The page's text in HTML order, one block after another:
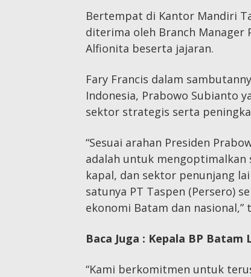
Bertempat di Kantor Mandiri
diterima oleh Branch Manager
Alfionita beserta jajaran.
Fary Francis dalam
Indonesia, Prabowo Subianto
sektor strategis serta
“Sesuai arahan Presiden
adalah untuk
kapal, dan sektor penunjang
satunya PT Taspen (Persero)
ekonomi Batam dan nasional,”
Baca Juga : Kepala BP Batam
“Kami berkomitmen untuk